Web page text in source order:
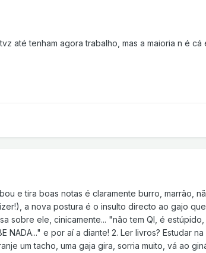
até tenham agora trabalho, mas a maioria n é cá
e tira boas notas é claramente burro, marrão,
a nova postura é o insulto directo ao gajo
sobre ele, cinicamente... "não tem QI, é
NADA..." e por aí a diante! 2. Ler livros? Estudar na
um tacho, uma gaja gira, sorria muito, vá ao